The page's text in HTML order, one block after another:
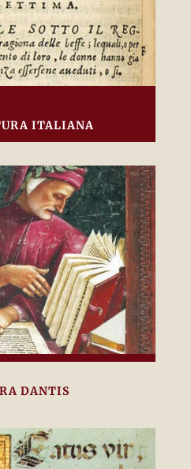
ITALIANA
DANTIS